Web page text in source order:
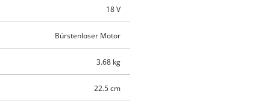
18 V
Bürstenloser Motor
3.68 kg
22.5 cm